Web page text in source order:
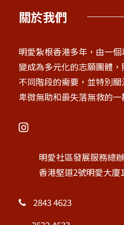
關於我們
明愛紮根香港多年，由一
變成為多元化的志願團體
不同階段的需要，並特別
卑微無助和最失落無救的一
明愛社區發展服務總
香港堅道2號明愛大廈
2843 4623